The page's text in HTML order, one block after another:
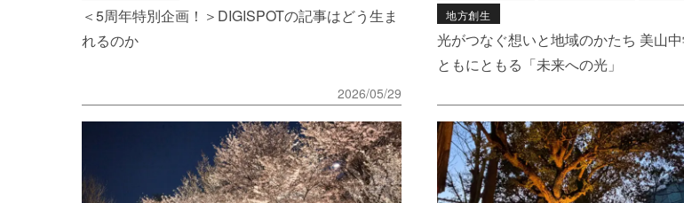
＜5周年特別企画！＞DIGISPOTの記事はどう生ま
れるのか
2026/05/29
地方創生
光がつなぐ想いと地域のかたち 美山
ともにともる「未来への光」